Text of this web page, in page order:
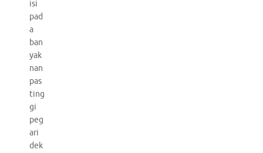
isi
pad
a
ban
yak
nan
pas
ting
gi
peg
ari
dek